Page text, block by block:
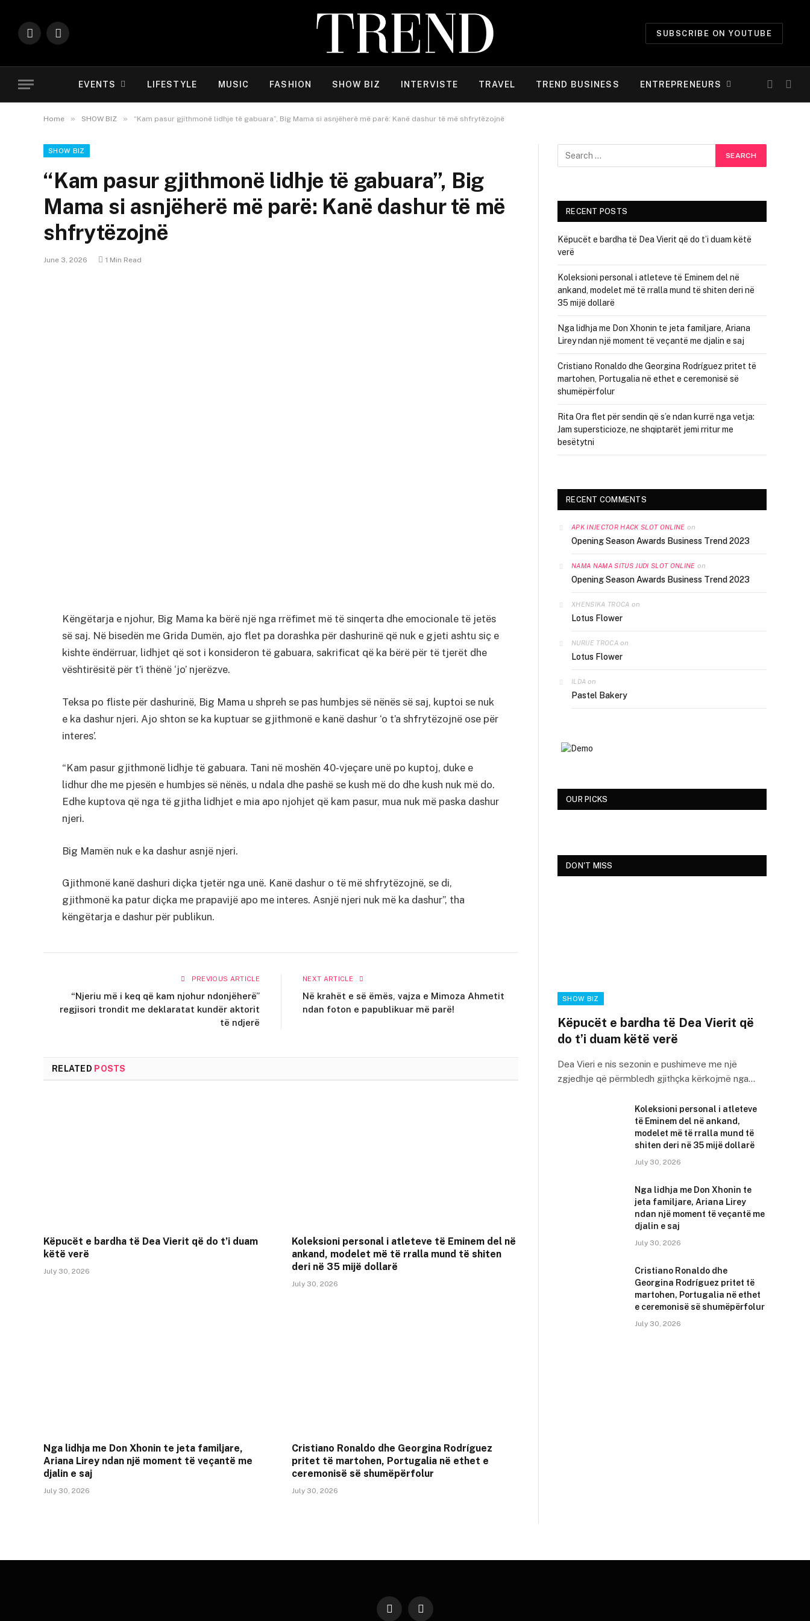
InstagramYouTube
SUBSCRIBE ON YOUTUBE
EVENTS LIFESTYLE MUSIC FASHION SHOW BIZ INTERVISTE TRAVEL TREND BUSINESS ENTREPRENEURS
Home » SHOW BIZ » “Kam pasur gjithmonë lidhje të gabuara”, Big Mama si asnjëherë më parë: Kanë dashur të më shfrytëzojnë
SHOW BIZ
“Kam pasur gjithmonë lidhje të gabuara”, Big
Mama si asnjëherë më parë: Kanë dashur të më
shfrytëzojnë
June 3, 2026 1 Min Read
Këngëtarja e njohur, Big Mama ka bërë një nga rrëfimet më të sinqerta dhe emocionale të jetës
së saj. Në bisedën me Grida Dumën, ajo flet pa dorashka për dashurinë që nuk e gjeti ashtu siç e
kishte ëndërruar, lidhjet që sot i konsideron të gabuara, sakrificat që ka bërë për të tjerët dhe
vështirësitë për t’i thënë ‘jo’ njerëzve.
Teksa po fliste për dashurinë, Big Mama u shpreh se pas humbjes së nënës së saj, kuptoi se nuk
e ka dashur njeri. Ajo shton se ka kuptuar se gjithmonë e kanë dashur ‘o t’a shfrytëzojnë ose për
interes’.
“Kam pasur gjithmonë lidhje të gabuara. Tani në moshën 40-vjeçare unë po kuptoj, duke e
lidhur dhe me pjesën e humbjes së nënës, u ndala dhe pashë se kush më do dhe kush nuk më do.
Edhe kuptova që nga të gjitha lidhjet e mia apo njohjet që kam pasur, mua nuk më paska dashur
njeri.
Big Mamën nuk e ka dashur asnjë njeri.
Gjithmonë kanë dashuri diçka tjetër nga unë. Kanë dashur o të më shfrytëzojnë, se di,
gjithmonë ka patur diçka me prapavijë apo me interes. Asnjë njeri nuk më ka dashur”, tha
këngëtarja e dashur për publikun.
PREVIOUS ARTICLE
“Njeriu më i keq që kam njohur ndonjëherë”
regjisori trondit me deklaratat kundër aktorit
të ndjerë
NEXT ARTICLE
Në krahët e së ëmës, vajza e Mimoza Ahmetit
ndan foton e papublikuar më parë!
RELATED POSTS
Këpucët e bardha të Dea Vierit që do t’i duam
këtë verë
July 30, 2026
Koleksioni personal i atleteve të Eminem del në
ankand, modelet më të rralla mund të shiten
deri në 35 mijë dollarë
July 30, 2026
Nga lidhja me Don Xhonin te jeta familjare,
Ariana Lirey ndan një moment të veçantë me
djalin e saj
July 30, 2026
Cristiano Ronaldo dhe Georgina Rodríguez
pritet të martohen, Portugalia në ethet e
ceremonisë së shumëpërfolur
July 30, 2026
RECENT POSTS
Këpucët e bardha të Dea Vierit që do t’i duam këtë
verë
Koleksioni personal i atleteve të Eminem del në
ankand, modelet më të rralla mund të shiten deri në
35 mijë dollarë
Nga lidhja me Don Xhonin te jeta familjare, Ariana
Lirey ndan një moment të veçantë me djalin e saj
Cristiano Ronaldo dhe Georgina Rodríguez pritet të
martohen, Portugalia në ethet e ceremonisë së
shumëpërfolur
Rita Ora flet për sendin që s’e ndan kurrë nga vetja:
Jam supersticioze, ne shqiptarët jemi rritur me
besëtytni
RECENT COMMENTS
APK INJECTOR HACK SLOT ONLINE on
Opening Season Awards Business Trend 2023
NAMA NAMA SITUS JUDI SLOT ONLINE on
Opening Season Awards Business Trend 2023
XHENSIKA TROCA on
Lotus Flower
NURIJE TROCAon
Lotus Flower
ILDA on
Pastel Bakery
OUR PICKS
DON'T MISS
SHOW BIZ
Këpucët e bardha të Dea Vierit që
do t’i duam këtë verë
Dea Vieri e nis sezonin e pushimeve me një
zgjedhje që përmbledh gjithçka kërkojmë nga…
Koleksioni personal i atleteve
të Eminem del në ankand,
modelet më të rralla mund të
shiten deri në 35 mijë dollarë
July 30, 2026
Nga lidhja me Don Xhonin te
jeta familjare, Ariana Lirey
ndan një moment të veçantë me
djalin e saj
July 30, 2026
Cristiano Ronaldo dhe
Georgina Rodríguez pritet të
martohen, Portugalia në ethet
e ceremonisë së shumëpërfolur
July 30, 2026
InstagramYouTube